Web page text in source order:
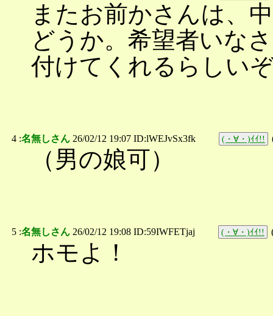
またお前かさんは、
どうか。希望者いな
付けてくれるらしい
4 :名無しさん 26/02/12 19:07 ID:lWEJvSx3fk (・∀・)ｲｲ!!
（男の娘可）
5 :名無しさん 26/02/12 19:08 ID:59IWFETjaj (・∀・)ｲｲ!!
ホモよ！